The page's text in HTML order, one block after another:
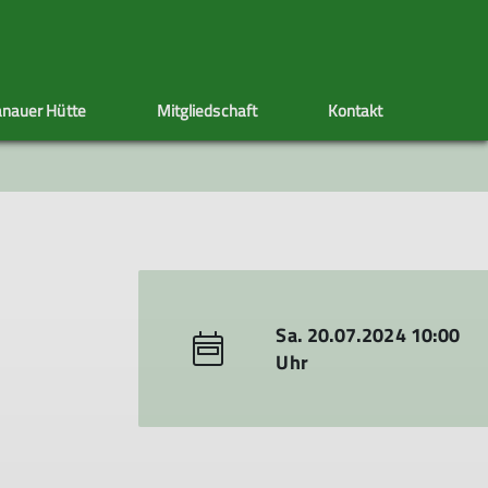
Artikel schreiben
Sektionstermine Ehrenamt
Klettersteig
Hütte Mitgliedschaft
Adressänderung Satzung
Kontakt
Sa. 20.07.2024 10:00
Uhr